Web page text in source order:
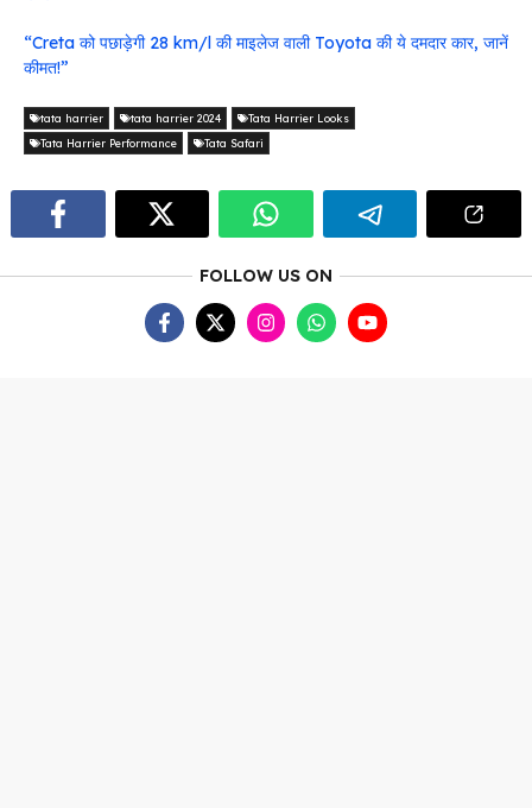
“Creta को पछाड़ेगी 28 km/l की माइलेज वाली Toyota की ये दमदार कार, जानें
कीमत!”
tata harrier tata harrier 2024
Tata Harrier Looks
Tata Harrier Performance
Tata Safari
FOLLOW US ON